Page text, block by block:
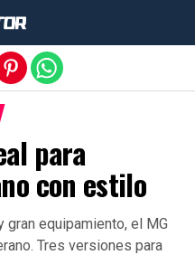
para
con estilo
equipamiento, el MG
Tres versiones para
móvil